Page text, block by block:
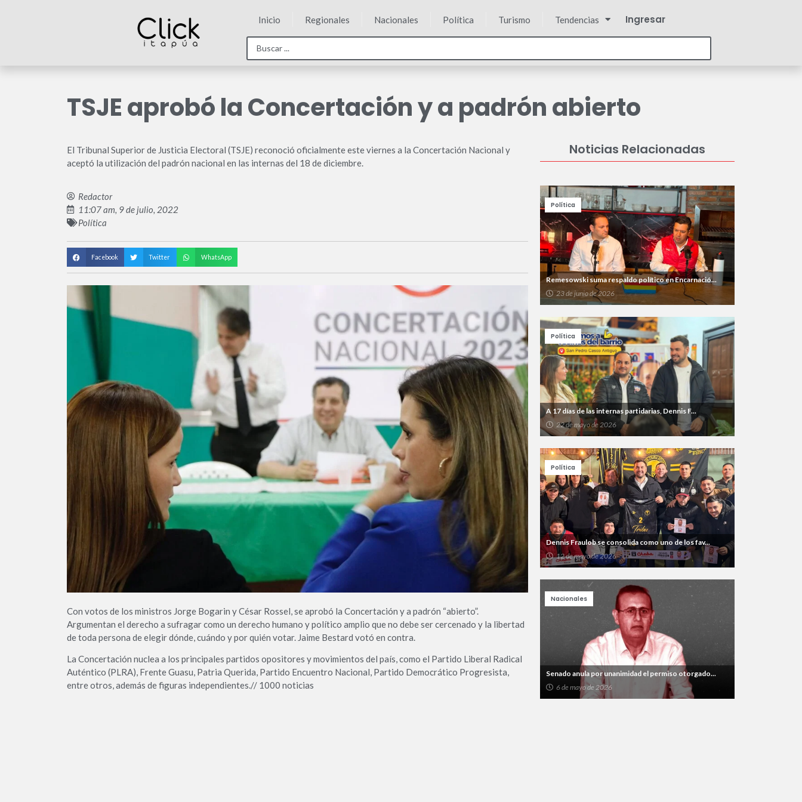
Inicio Regionales Nacionales Política Turismo Tendencias Ingresar
TSJE aprobó la Concertación y a padrón abierto
El Tribunal Superior de Justicia Electoral (TSJE) reconoció oficialmente este viernes a la Concertación Nacional y
aceptó la utilización del padrón nacional en las internas del 18 de diciembre.
Redactor
11:07 am, 9 de julio, 2022
Política
Facebook Twitter WhatsApp
Con votos de los ministros Jorge Bogarin y César Rossel, se aprobó la Concertación y a padrón “abierto”.
Argumentan el derecho a sufragar como un derecho humano y político amplio que no debe ser cercenado y la libertad
de toda persona de elegir dónde, cuándo y por quién votar. Jaime Bestard votó en contra.
La Concertación nuclea a los principales partidos opositores y movimientos del país, como el Partido Liberal Radical
Auténtico (PLRA), Frente Guasu, Patria Querida, Partido Encuentro Nacional, Partido Democrático Progresista,
entre otros, además de figuras independientes.// 1000 noticias
Noticias Relacionadas
Remesowski suma respaldo político en Encarnació...
23 de junio de 2026
Política
A 17 días de las internas partidarias, Dennis F...
22 de mayo de 2026
Política
Dennis Fraulob se consolida como uno de los fav...
12 de mayo de 2026
Política
Senado anula por unanimidad el permiso otorgado...
6 de mayo de 2026
Nacionales